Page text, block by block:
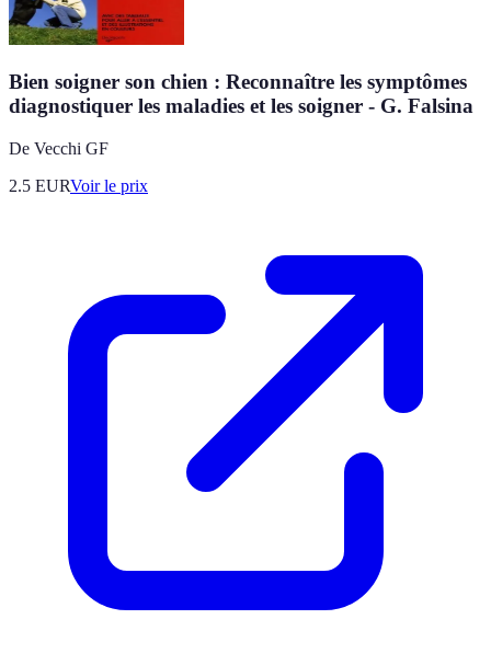
Bien soigner son chien : Reconnaître les symptômes
diagnostiquer les maladies et les soigner - G. Falsina
De Vecchi GF
2.5 EURVoir le prix